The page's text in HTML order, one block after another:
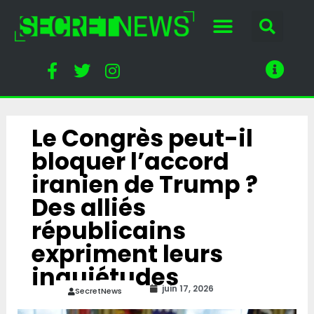
Le Congrès peut-il
bloquer l’accord
iranien de Trump ?
Des alliés
républicains
expriment leurs
inquiétudes
SecretNews juin 17, 2026